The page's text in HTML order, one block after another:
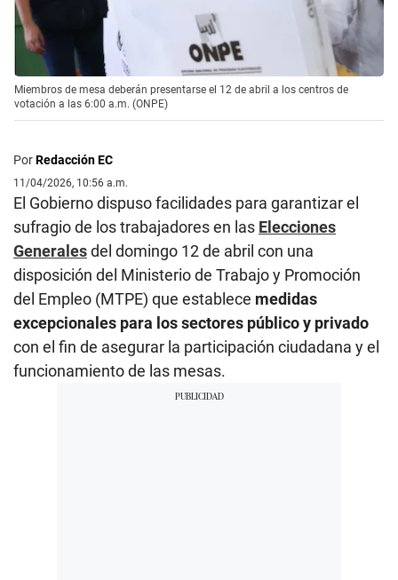
Miembros de mesa deberán presentarse el 12 de abril a los centros de
votación a las 6:00 a.m. (ONPE)
PorRedacción EC
11/04/2026, 10:56 a.m.
El Gobierno dispuso facilidades para garantizar el
sufragio de los trabajadores en las Elecciones
Generalesdel domingo 12 de abril con una
disposición del Ministerio de Trabajo y Promoción
del Empleo (MTPE) que establece medidas
excepcionales para los sectores público y privado
con el fin de asegurar la participación ciudadana y el
funcionamiento de las mesas.